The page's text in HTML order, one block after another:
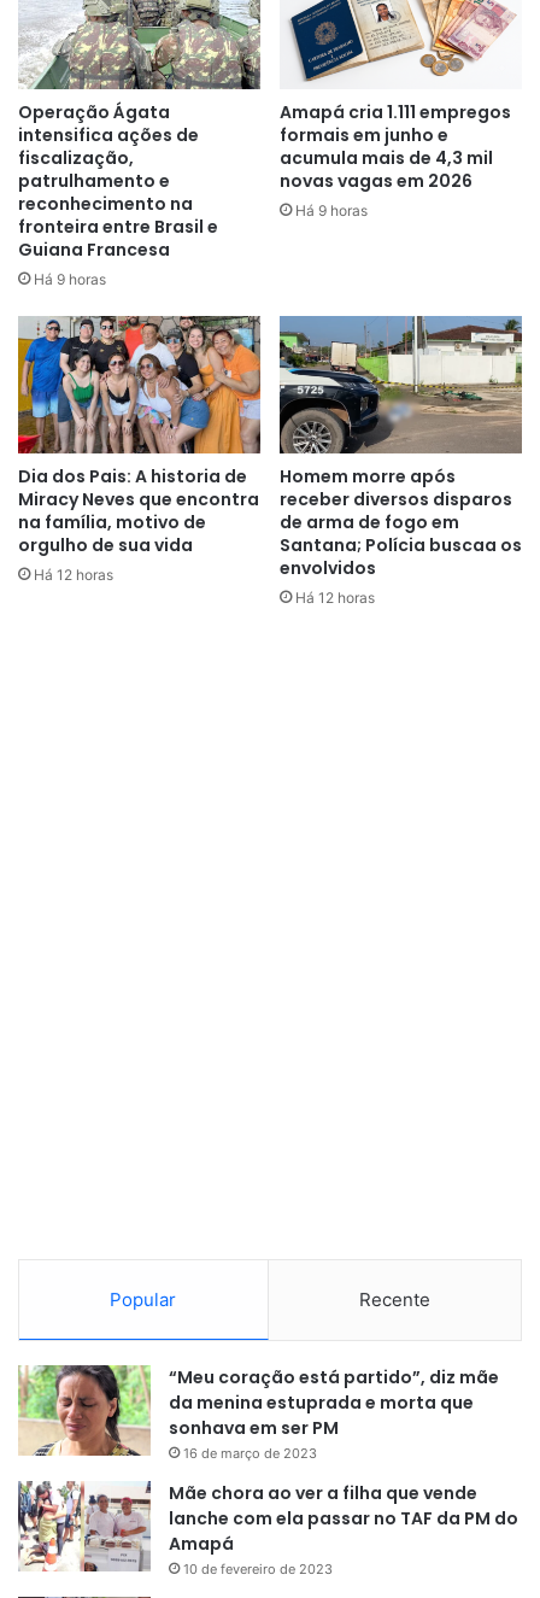
Operação Ágata
intensifica ações de
fiscalização,
patrulhamento e
reconhecimento na
fronteira entre Brasil e
Guiana Francesa
Há 9 horas
Amapá cria 1.111 empregos
formais em junho e
acumula mais de 4,3 mil
novas vagas em 2026
Há 9 horas
Dia dos Pais: A historia de
Miracy Neves que encontra
na família, motivo de
orgulho de sua vida
Há 12 horas
Homem morre após
receber diversos disparos
de arma de fogo em
Santana; Polícia buscaa os
envolvidos
Há 12 horas
Popular Recente
“Meu coração está partido”, diz mãe
da menina estuprada e morta que
sonhava em ser PM
16 de março de 2023
Mãe chora ao ver a filha que vende
lanche com ela passar no TAF da PM do
Amapá
10 de fevereiro de 2023